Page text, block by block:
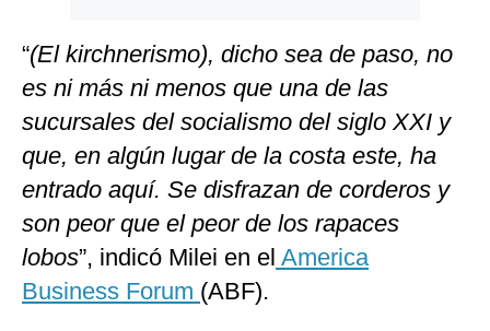
“(El kirchnerismo), dicho sea de paso, no
es ni más ni menos que una de las
sucursales del socialismo del siglo XXI y
que, en algún lugar de la costa este, ha
entrado aquí. Se disfrazan de corderos y
son peor que el peor de los rapaces
lobos”, indicó Milei en el America
Business Forum (ABF).